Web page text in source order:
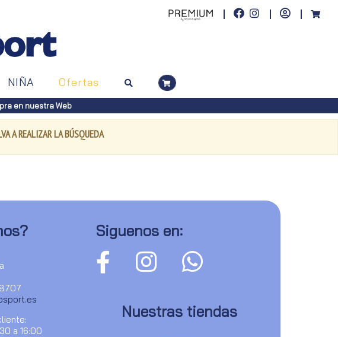
NIÑA Ofertas
en nuestra Web
A REALIZAR LA BÚSQUEDA
a 16:00
Siguenos en:
Nuestras tiendas